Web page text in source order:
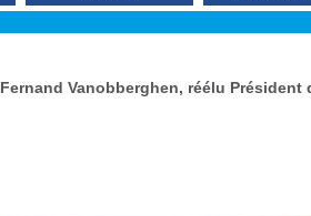
Fernand Vanobberghen, réélu Président